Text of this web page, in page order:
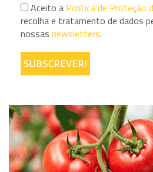
Aceito a Política de Proteção
recolha e tratamento de dados
nossas newsletters.